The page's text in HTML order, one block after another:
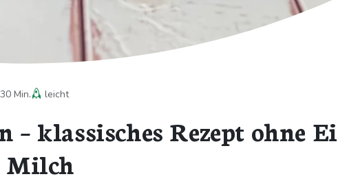
30 Min. leicht
klassisches Rezept ohne Ei
Milch